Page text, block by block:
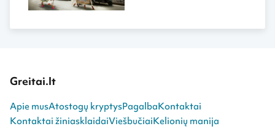
Greitai.lt
Apie musAtostogų kryptysPagalbaKontaktai
Kontaktai žiniasklaidaiViešbučiaiKelionių manija